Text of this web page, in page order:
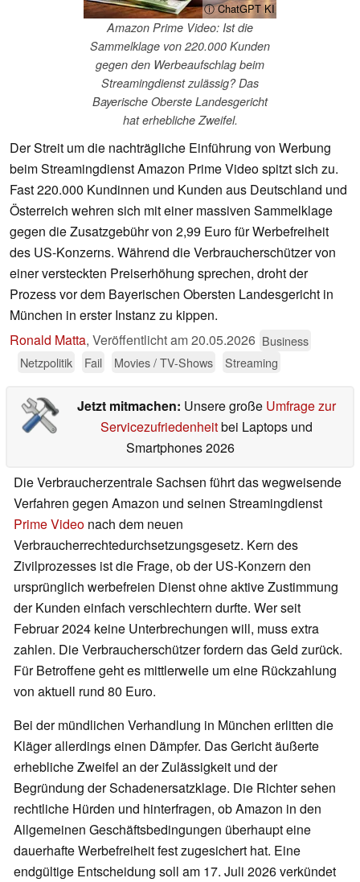
ⓘ ChatGPT KI
Amazon Prime Video: Ist die
Sammelklage von 220.000 Kunden
gegen den Werbeaufschlag beim
Streamingdienst zulässig? Das
Bayerische Oberste Landesgericht
hat erhebliche Zweifel.
Der Streit um die nachträgliche Einführung von Werbung
beim Streamingdienst Amazon Prime Video spitzt sich zu.
Fast 220.000 Kundinnen und Kunden aus Deutschland und
Österreich wehren sich mit einer massiven Sammelklage
gegen die Zusatzgebühr von 2,99 Euro für Werbefreiheit
des US-Konzerns. Während die Verbraucherschützer von
einer versteckten Preiserhöhung sprechen, droht der
Prozess vor dem Bayerischen Obersten Landesgericht in
München in erster Instanz zu kippen.
Ronald Matta, Veröffentlicht am20.05.2026 Business
Netzpolitik
Fail Movies / TV-Shows Streaming
Jetzt mitmachen: Unsere große Umfrage zur
Servicezufriedenheitbei Laptops und
Smartphones 2026
Die Verbraucherzentrale Sachsen führt das wegweisende
Verfahren gegen Amazon und seinen Streamingdienst
Prime Video nach dem neuen
Verbraucherrechtedurchsetzungsgesetz. Kern des
Zivilprozesses ist die Frage, ob der US-Konzern den
ursprünglich werbefreien Dienst ohne aktive Zustimmung
der Kunden einfach verschlechtern durfte. Wer seit
Februar 2024 keine Unterbrechungen will, muss extra
zahlen. Die Verbraucherschützer fordern das Geld zurück.
Für Betroffene geht es mittlerweile um eine Rückzahlung
von aktuell rund 80 Euro.
Bei der mündlichen Verhandlung in München erlitten die
Kläger allerdings einen Dämpfer. Das Gericht äußerte
erhebliche Zweifel an der Zulässigkeit und der
Begründung der Schadenersatzklage. Die Richter sehen
rechtliche Hürden und hinterfragen, ob Amazon in den
Allgemeinen Geschäftsbedingungen überhaupt eine
dauerhafte Werbefreiheit fest zugesichert hat. Eine
endgültige Entscheidung soll am 17. Juli 2026 verkündet